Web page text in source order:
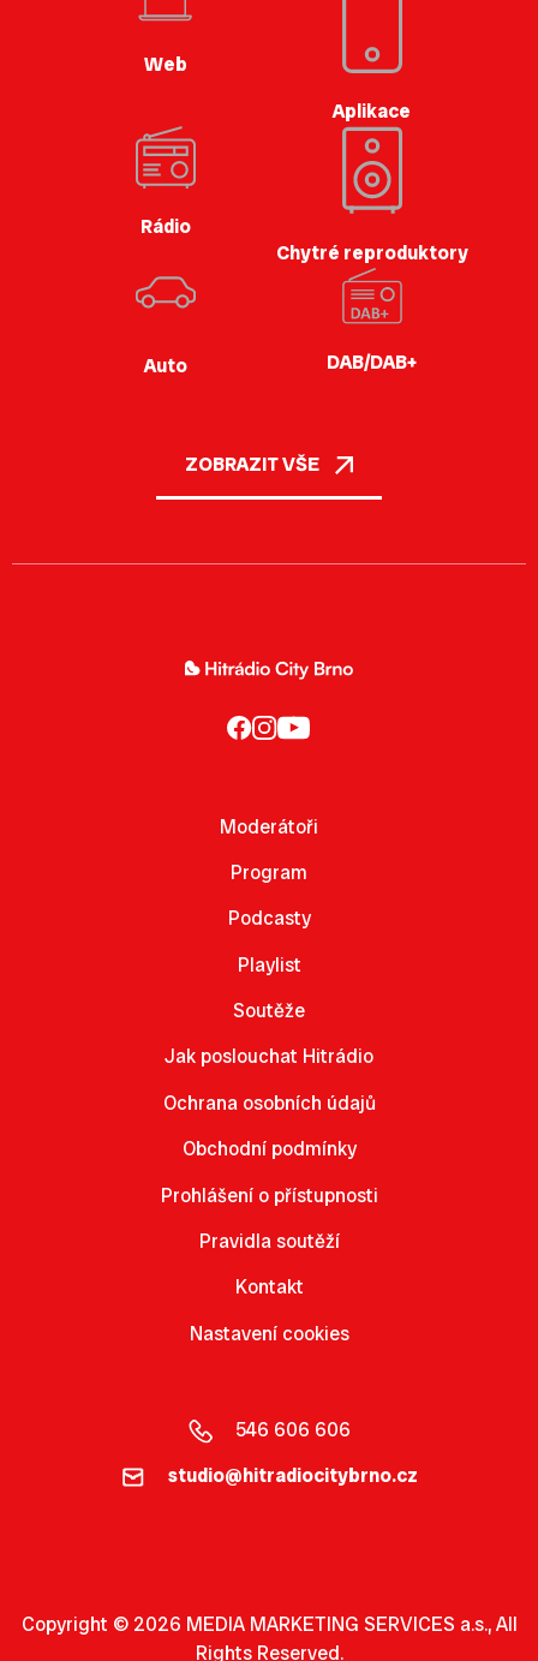
Web
Aplikace
Rádio
Chytré reproduktory
Auto DAB/DAB+
ZOBRAZIT VŠE
Moderátoři
Program
Podcasty
Playlist
Soutěže
Jak poslouchat Hitrádio
Ochrana osobních údajů
Obchodní podmínky
Prohlášení o přístupnosti
Pravidla soutěží
Kontakt
Nastavení cookies
546 606 606
studio@hitradiocitybrno.cz
Copyright © 2026 MEDIA MARKETING SERVICES a.s., All
Rights Reserved.